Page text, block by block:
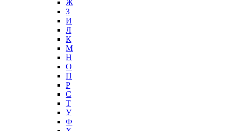
Ж
З
И
Л
К
М
Н
О
П
Р
С
Т
У
Ф